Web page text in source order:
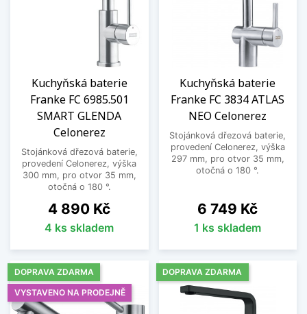
Kuchyňská baterie
Franke FC 6985.501
SMART GLENDA
Celonerez
Stojánková dřezová baterie,
provedení Celonerez, výška
300 mm, pro otvor 35 mm,
otočná o 180 °.
Cena
4 890 Kč
4 ks skladem
Kuchyňská baterie
Franke FC 3834 ATLAS
NEO Celonerez
Stojánková dřezová baterie,
provedení Celonerez, výška
297 mm, pro otvor 35 mm,
otočná o 180 °.
Cena
6 749 Kč
1 ks skladem
DOPRAVA ZDARMA
VYSTAVENO NA PRODEJNĚ
DOPRAVA ZDARMA